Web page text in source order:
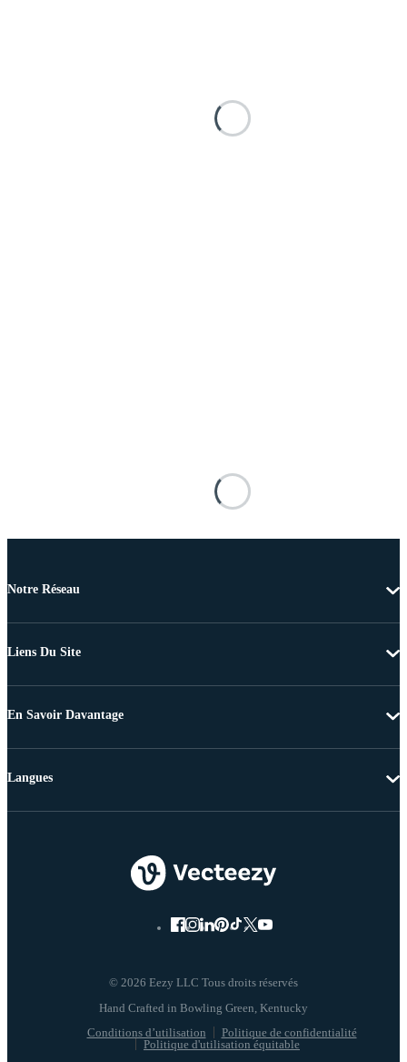
Notre Réseau
Liens Du Site
En Savoir Davantage
© 2026 Eezy LLC Tous droits réservés
Conditions d’utilisation
Politique de confidentialité
Politique d'utilisation équitable
Langues